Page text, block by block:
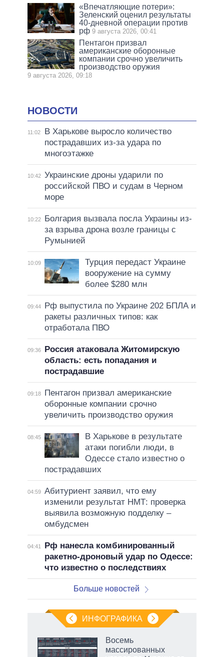
«Впечатляющие потери»:
Зеленский оценил результаты
40-дневной операции против
рф 9 августа 2026, 00:41
Пентагон призвал
американские оборонные
компании срочно увеличить
производство оружия
9 августа 2026, 09:18
НОВОСТИ
11:02
В Харькове выросло количество
пострадавших из-за удара по
многоэтажке
10:42 Украинские дроны ударили по
российской ПВО и судам в Черном
море
10:22
Болгария вызвала посла Украины из-
за взрыва дрона возле границы с
Румынией
10:09
Турция передаст Украине
вооружение на сумму
более $280 млн
09:44
Рф выпустила по Украине 202 БПЛА и
ракеты различных типов: как
отработала ПВО
09:36
Россия атаковала Житомирскую
область: есть попадания и
пострадавшие
09:18
Пентагон призвал американские
оборонные компании срочно
увеличить производство оружия
08:45
В Харькове в результате
атаки погибли люди, в
Одессе стало известно о
пострадавших
04:59 Абитуриент заявил, что ему
изменили результат НМТ: проверка
выявила возможную подделку –
омбудсмен
04:41
Рф нанесла комбинированный
ракетно-дроновый удар по Одессе:
что известно о последствиях
Больше новостей
ИНФОГРАФИКА
Восемь
массированных